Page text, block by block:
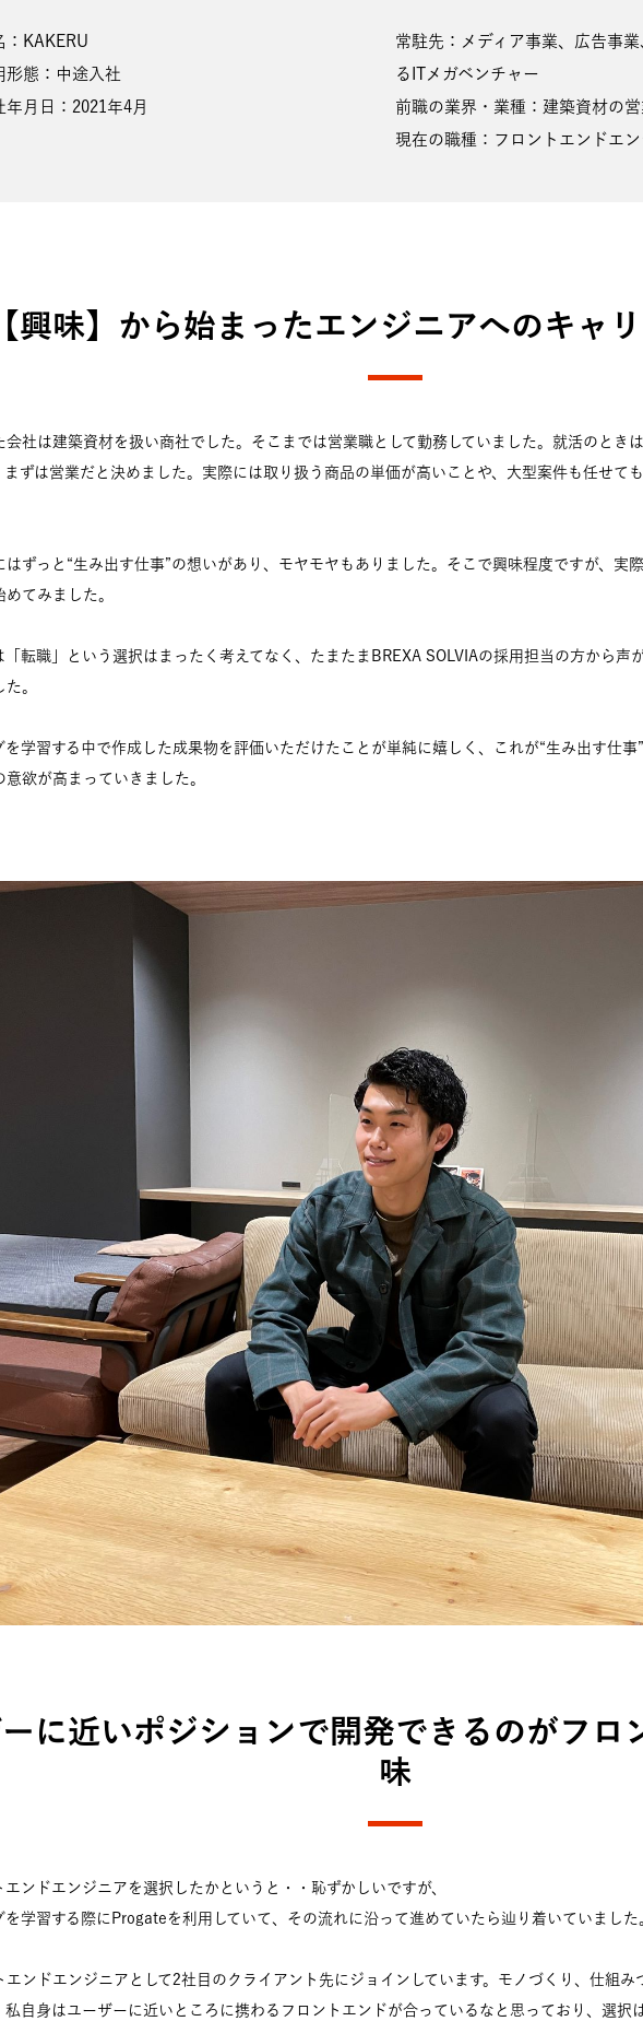
TOP トップ
STRENGTH
RECRUIT
INTERVIEW
JOB
RECRUIT
オンライン採用説明
：KAKERU
形態：中途入社
年月日：2021年4月
常駐先：メディア事業、広告事
るITメガベンチャー
前職の業界・業種：建築資材の営
現在の職種：フロントエンドエ
【興味】から始まったエンジニアへのキャ
会社は建築資材を扱い商社でした。そこまでは営業職として勤務していました。就活のとき
まずは営業だと決めました。実際には取り扱う商品の単価が高いことや、大型案件も任せて
はずっと“生み出す仕事”の想いがあり、モヤモヤもありました。そこで興味程度ですが、実
てみました。
「転職」という選択はまったく考えてなく、たまたまBREXA SOLVIAの採用担当の方から声
。
を学習する中で作成した成果物を評価いただけたことが単純に嬉しく、これが“生み出す仕
意欲が高まっていきました。
に近いポジションで開発できるのがフロ
味
エンドエンジニアを選択したかというと・・恥ずかしいですが、
を学習する際にProgateを利用していて、その流れに沿って進めていたら辿り着いていました
エンドエンジニアとして2社目のクライアント先にジョインしています。モノづくり、仕組
私自身はユーザーに近いところに携わるフロントエンドが合っているなと思っており、選択